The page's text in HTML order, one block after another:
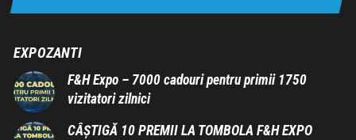
EXPOZANTI
F&H Expo – 7000 cadouri pentru primii 1750
vizitatori zilnici
CÂȘTIGĂ 10 PREMII LA TOMBOLA F&H EXPO